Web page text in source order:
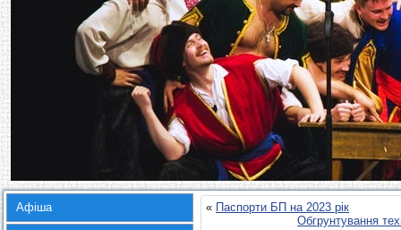
Афіша « Паспорти БП на 2023 рік
Обгрунтування